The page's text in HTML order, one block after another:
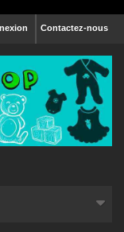
Contactez-nous